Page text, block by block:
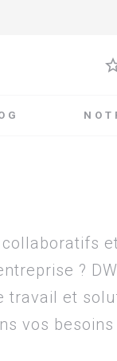
?
travail et
vos besoins